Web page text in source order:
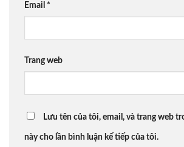
Email *
Trang web
Lưu tên của tôi, email, và trang web
này cho lần bình luận kế tiếp của tôi.